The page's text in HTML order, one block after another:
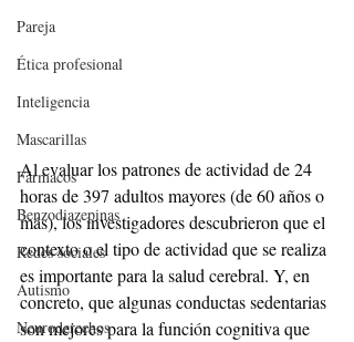
Pareja
Ética profesional
Inteligencia
Mascarillas
Fármacos
Benzodiazepinas
Redes sociales
Autismo
Neuroderechos
Al evaluar los patrones de actividad de 24
horas de 397 adultos mayores (de 60 años o
más), los investigadores descubrieron que el
contexto o el tipo de actividad que se realiza
es importante para la salud cerebral. Y, en
concreto, que algunas conductas sedentarias
son mejores para la función cognitiva que